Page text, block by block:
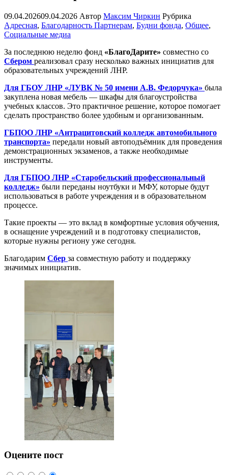
09.04.202609.04.2026 Автор Максим Чиркин Рубрика
Адресная, Благодарность Партнерам, Будни фонда, Общее,
Социальные медиа
За последнюю неделю фонд «БлагоДарите» совместно со
Сбером реализовал сразу несколько важных инициатив для
образовательных учреждений ЛНР.
Для ГБОУ ЛНР «ЛУВК № 50 имени А.В. Федорчука» была
закуплена новая мебель — шкафы для благоустройства
учебных классов. Это практичное решение, которое помогает
сделать пространство более удобным и организованным.
ГБПОО ЛНР «Антрацитовский колледж автомобильного
транспорта» передали новый автоподъёмник для проведения
демонстрационных экзаменов, а также необходимые
инструменты.
Для ГБПОО ЛНР «Старобельский профессиональный
колледж» были переданы ноутбуки и МФУ, которые будут
использоваться в работе учреждения и в образовательном
процессе.
Такие проекты — это вклад в комфортные условия обучения,
в оснащение учреждений и в подготовку специалистов,
которые нужны региону уже сегодня.
Благодарим Сбер за совместную работу и поддержку
значимых инициатив.
Оцените пост